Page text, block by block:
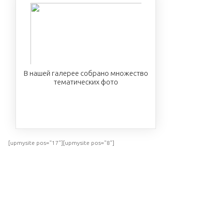
В нашей галерее собрано множество
тематических фото
[upmysite pos="17"][upmysite pos="8"]